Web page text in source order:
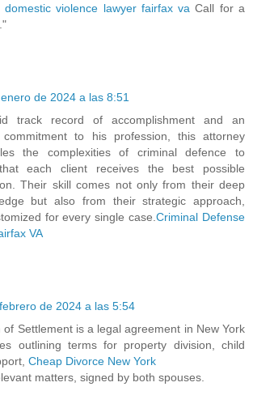
domestic violence lawyer fairfax va Call for a
de 2024 a las 8:51
track record of accomplishment and an
commitment to his profession, this attorney
the complexities of criminal defence to
each client receives the best possible
Their skill comes not only from their deep
but also from their strategic approach,
for every single case.Criminal Defense
VA
de 2024 a las 5:54
of Settlement is a legal agreement in New York
outlining terms for property division, child
Cheap Divorce New York
matters, signed by both spouses.